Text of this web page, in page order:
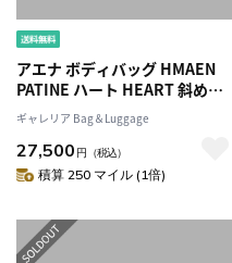
アエナ ボディバッグ HMAEN
PATINE ハート HEART 斜めが
けバッグ 本革 軽量 薄型 シンプ
ル 日本製メンズレディース
ギャレリア Bag＆Luggage
27,500 円 （税込）
積算 250 マイル (1倍)